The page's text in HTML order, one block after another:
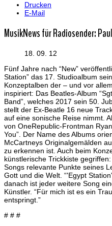
Drucken
E-Mail
MusikNews für Radiosender:
18. 09. 12
Fünf Jahre nach “New”
Station” das 17. Studioalbum
Konzeptalben der – und vor
inspiriert: Das Beatles-Album
Band”, welches 2017 sein 50.
stellt der Ex-Beatle 16 neue
auf eine sonische Reise nimmt.
von OneRepublic-Frontman
You”. Der Name des Albums
McCartneys Originalgemälden
zu erkennen ist. Auch beim
künstlerische Trickkiste
Songs relevante Punkte seines
Gott und die Welt. “'Egypt
danach ist jeder weitere Song
Künstler. “Für mich ist es ein
entspringt.”
# # #